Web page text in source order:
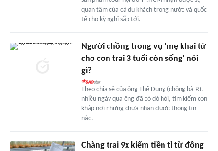
quan tâm của cả du khách trong nước và quốc
tế cho kỳ nghỉ sắp tới.
Người chồng trong vụ 'mẹ khai tử
cho con trai 3 tuổi còn sống' nói
gì?
Theo chia sẻ của ông Thế Dũng (chồng bà P.),
nhiều ngày qua ông đã có dò hỏi, tìm kiếm con
khắp nơi nhưng chưa nhận được thông tin
nào.
Chàng trai 9x kiếm tiền tỉ từ đông